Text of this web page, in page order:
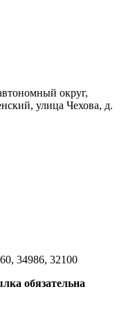
округ,
улица Чехова, д.
34986, 32100
обязательна